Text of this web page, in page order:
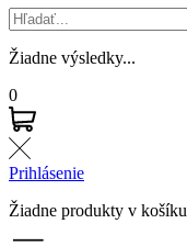
Žiadne výsledky...
0
Prihlásenie
Žiadne produkty v